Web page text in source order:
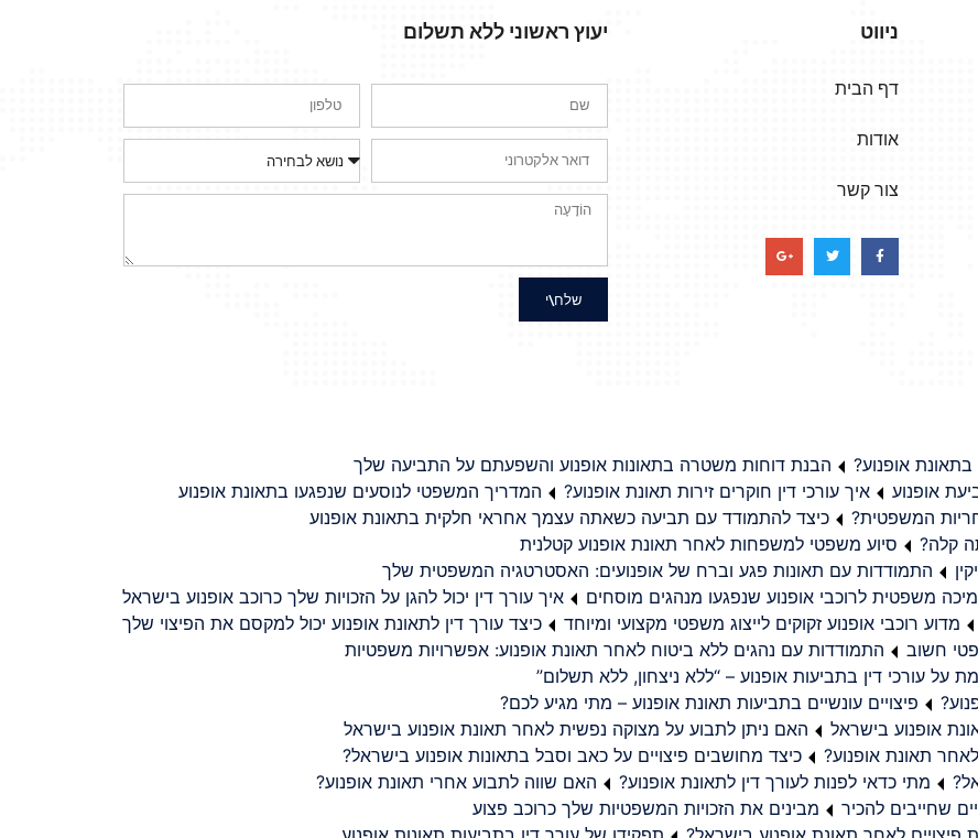
ניווט
דף הבית
אודות
צור קשר
יעוץ ראשוני ללא תשלום
שלח\י
אופנוע?
הבנת דוחות משטרה בתאונות אופנוע והשפעתם על התביעה שלך
אופנוע
איך עורכי דין חוקרים זירות תאונת אופנוע?
המדריך המשפטי לנוסעים שנפגעו בתאונת אופנוע
המשפטית?
כיצד להתמודד עם תביעה כשאתה עצמך אחראי חלקית בתאונת אופנוע
קלה?
סיוע משפטי למשפחות לאחר תאונת אופנוע קטלנית
התמודדות עם תאונות פגע וברח של אופנועים: האסטרטגיה המשפטית שלך
משפטית לרוכבי אופנוע שנפגעו מנהגים מוסחים
איך עורך דין יכול להגן על הזכויות שלך כרוכב אופנוע בישראל
מדוע רוכבי אופנוע זקוקים לייצוג משפטי מקצועי ומיוחד
כיצד עורך דין לתאונת אופנוע יכול למקסם את הפיצוי שלך
חשוב
התמודדות עם נהגים ללא ביטוח לאחר תאונת אופנוע: אפשרויות משפטיות
על עורכי דין בתביעות אופנוע – “ללא ניצחון, ללא תשלום”
פיצויים עונשיים בתביעות תאונת אופנוע – מתי מגיע לכם?
אופנוע בישראל
האם ניתן לתבוע על מצוקה נפשית לאחר תאונת אופנוע בישראל
תאונת אופנוע?
כיצד מחושבים פיצויים על כאב וסבל בתאונות אופנוע בישראל?
מתי כדאי לפנות לעורך דין לתאונת אופנוע?
האם שווה לתבוע אחרי תאונת אופנוע?
שחייבים להכיר
מבינים את הזכויות המשפטיות שלך כרוכב פצוע